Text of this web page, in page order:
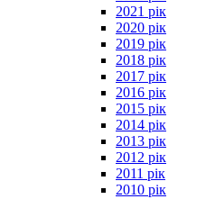
2021 рік
2020 рік
2019 рік
2018 рік
2017 рік
2016 рік
2015 рік
2014 рік
2013 рік
2012 рік
2011 рік
2010 рік